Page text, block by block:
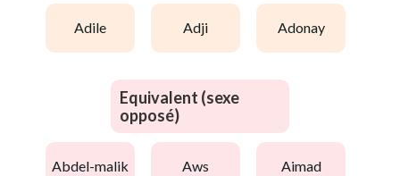
adile adji adonay
Equivalent (sexe
opposé)
abdel-malik aws aimad